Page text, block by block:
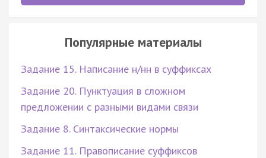
Популярные материалы
Задание 15. Написание н/нн в суффиксах
Задание 20. Пунктуация в сложном
предложении с разными видами связи
Задание 8. Синтаксические нормы
Задание 11. Правописание суффиксов